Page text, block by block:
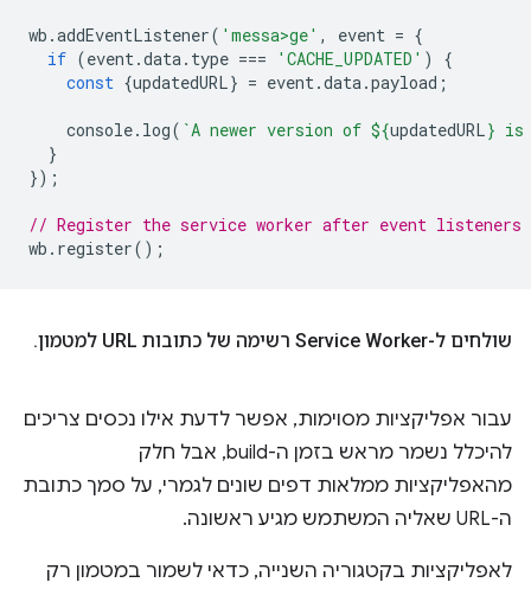
wb .addEventListener( 'messa>ge' , event = {
if (event.data. type === 'CACHE_UPDATED' )
{
const {updatedURL} = event.data.payload ;
console. log( `A newer version of ${updatedURL} is
}
});
// Register the service worker after event listeners
wb . register();
שולחים ל-Service Worker רשימה של כתובות URL למטמון .
עבור אפליקציות מסוימות, אפשר לדעת אילו נכסים צריכים
להיכלל נשמר מראש בזמן ה-build, אבל חלק
מהאפליקציות ממלאות דפים שונים לגמרי, על סמך כתובת
ה-URL שאליה המשתמש מגיע ראשונה.
לאפליקציות בקטגוריה השנייה, כדאי לשמור במטמון רק